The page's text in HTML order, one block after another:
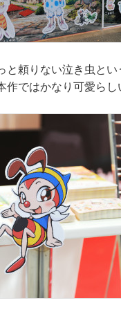
と頼りない泣き虫と
作ではかなり可愛らし